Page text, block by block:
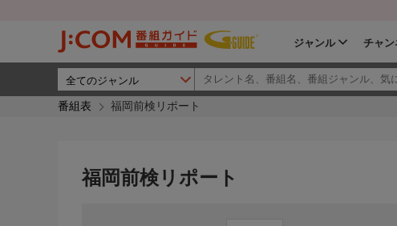
ジャンル チャン
番組表 福岡前検リポート
福岡前検リポート